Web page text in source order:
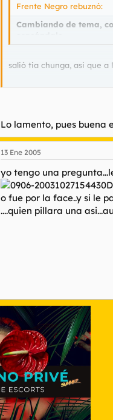
Frente Negro rebuznó:
Cambiando de tema,
salió tia chunga, asi que a
Lo lamento, pues buena
13 Ene 2005
yo tengo una
o fue por la face..y si le
....quien pillara una